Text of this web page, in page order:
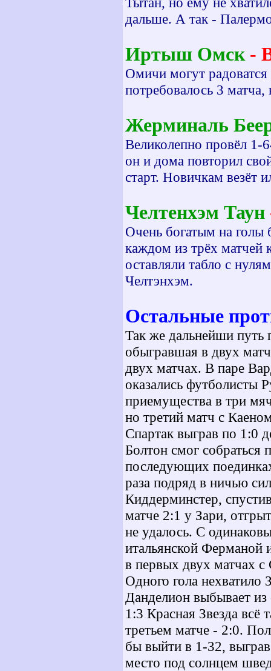
дальше. А так -
Иртыш Омск-
Омичи могут
потребовалось 3
Жерминаль
Великолепно провёл 1-
он и дома повторил
старт. Новичкам везёт
Челтенхэм Таун
Очень богатым на голы
каждом из трёх матчей
оставляли табло с
Челтэнхэм.
Остальные
Так же дальнейши путь
обыгравшая в двух
двух матчах. В паре
оказались футболисты
приемущества в три
но третий матч с
Спартак выграв по 1:0
Болтон смог собраться
последующих
раза подряд в ничью
Киддерминстер,
матче 2:1 у Зари,
не удалось. С
итальянской Ферманой
в первых двух матчах
Одного гола нехватило
Данделион выбывает
1:3 Красная Звезда всё
третьем матче - 2:0.
бы выйти в 1-32,
место под солнцем